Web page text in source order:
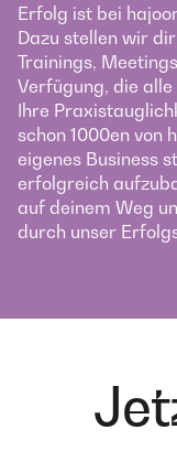
Erfolg ist bei
Dazu stellen wir
Trainings,
Verfügung, die
Ihre
schon 1000en von
eigenes Business
erfolgreich
auf deinem Weg
durch unser